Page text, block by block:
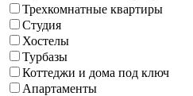
Трехкомнатные квартиры
Студия
Хостелы
Турбазы
Коттеджи и дома под ключ
Апартаменты